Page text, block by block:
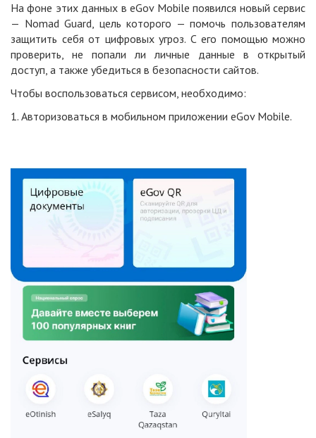
На фоне этих данных в eGov Mobile появился новый сервис
— Nomad Guard, цель которого — помочь пользователям
защитить себя от цифровых угроз. С его помощью можно
проверить, не попали ли личные данные в открытый
доступ, а также убедиться в безопасности сайтов.
Чтобы воспользоваться сервисом, необходимо:
1. Авторизоваться в мобильном приложении eGov Mobile.